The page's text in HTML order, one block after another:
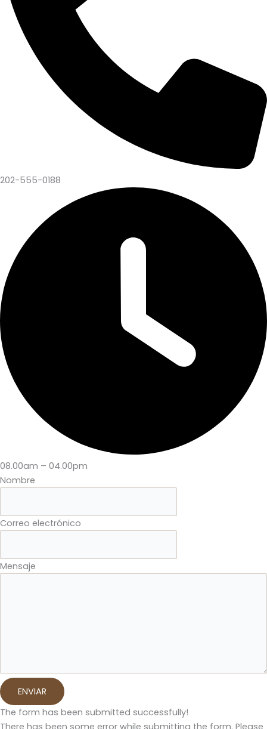
202-555-0188
08.00am – 04.00pm
Nombre
Correo electrónico
Mensaje
ENVIAR
The form has been submitted successfully!